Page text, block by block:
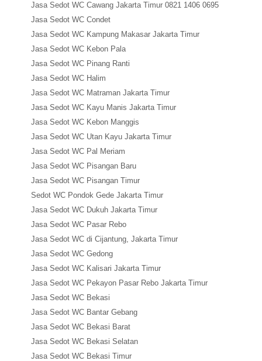
Jasa Sedot WC Cawang Jakarta Timur 0821 1406 0695
Jasa Sedot WC Condet
Jasa Sedot WC Kampung Makasar Jakarta Timur
Jasa Sedot WC Kebon Pala
Jasa Sedot WC Pinang Ranti
Jasa Sedot WC Halim
Jasa Sedot WC Matraman Jakarta Timur
Jasa Sedot WC Kayu Manis Jakarta Timur
Jasa Sedot WC Kebon Manggis
Jasa Sedot WC Utan Kayu Jakarta Timur
Jasa Sedot WC Pal Meriam
Jasa Sedot WC Pisangan Baru
Jasa Sedot WC Pisangan Timur
Sedot WC Pondok Gede Jakarta Timur
Jasa Sedot WC Dukuh Jakarta Timur
Jasa Sedot WC Pasar Rebo
Jasa Sedot WC di Cijantung, Jakarta Timur
Jasa Sedot WC Gedong
Jasa Sedot WC Kalisari Jakarta Timur
Jasa Sedot WC Pekayon Pasar Rebo Jakarta Timur
Jasa Sedot WC Bekasi
Jasa Sedot WC Bantar Gebang
Jasa Sedot WC Bekasi Barat
Jasa Sedot WC Bekasi Selatan
Jasa Sedot WC Bekasi Timur